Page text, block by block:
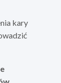
kary